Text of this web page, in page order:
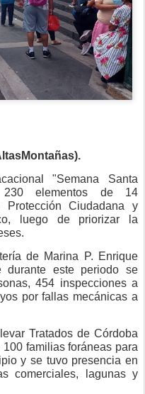
"Semana Santa
230 elementos de 14
Ciudadana y
luego de priorizar la
de Marina P. Enrique
durante este periodo se
454 inspecciones a
por fallas mecánicas a
Tratados de Córdoba
familias foráneas para
y se tuvo presencia en
comerciales, lagunas y